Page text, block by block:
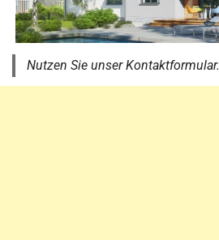
Nutzen Sie unser Kontaktformular.